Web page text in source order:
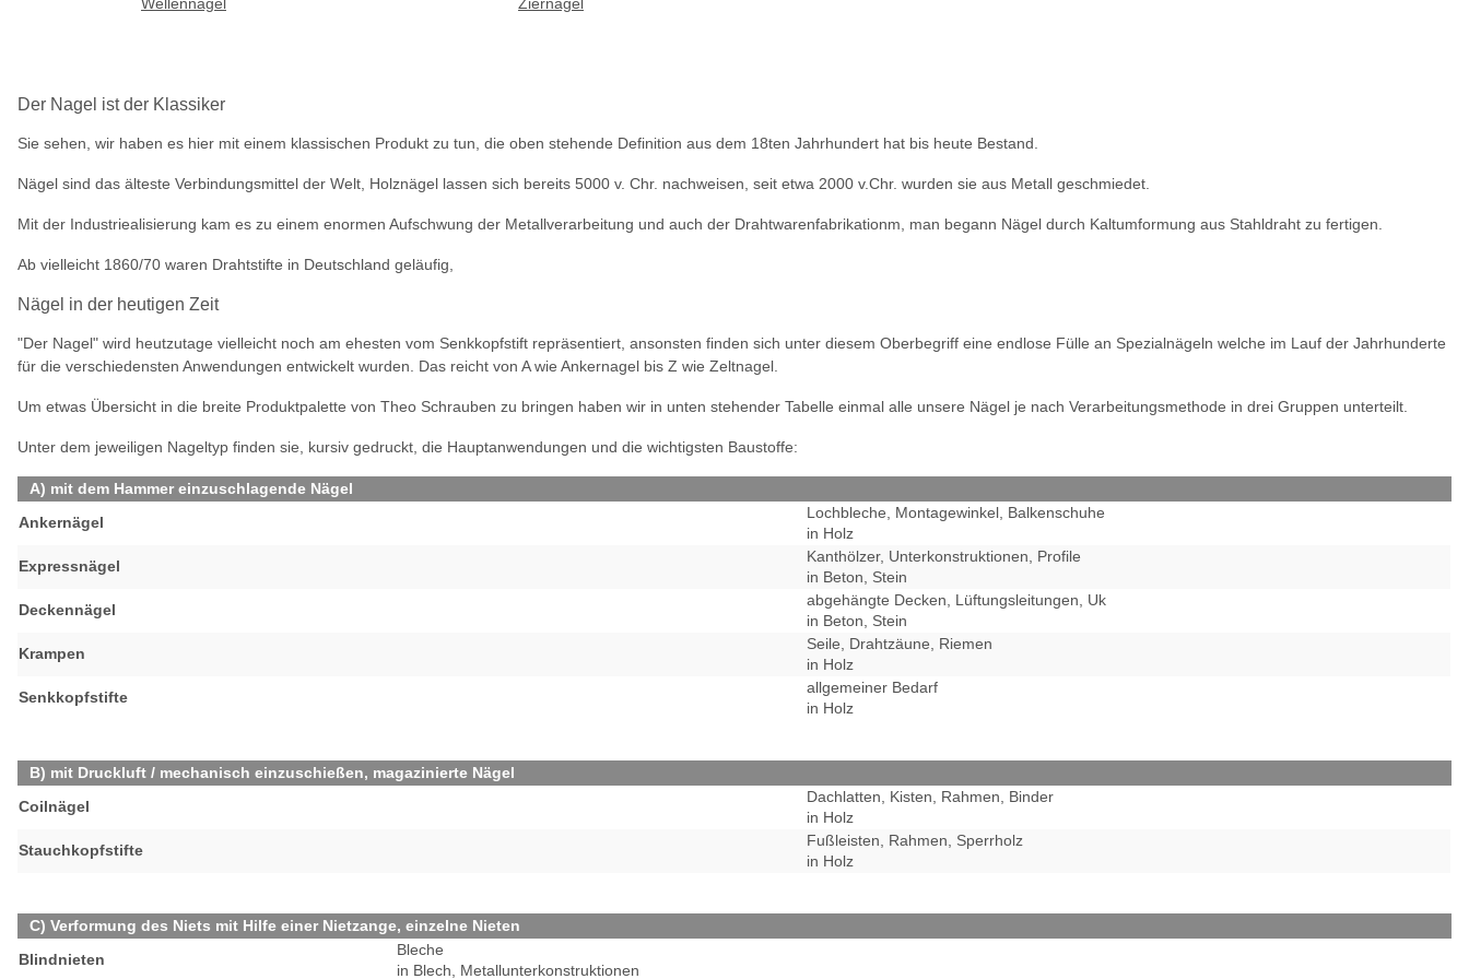
Der Nagel ist der Klassiker
Sie sehen, wir haben es hier mit einem klassischen Produkt zu tun, die oben stehende Definition aus dem 18ten Jahrhundert hat bis heute Bestand.
Nägel sind das älteste Verbindungsmittel der Welt, Holznägel lassen sich bereits 5000 v. Chr. nachweisen, seit etwa 2000 v.Chr. wurden sie aus Metall geschmiedet.
Mit der Industriealisierung kam es zu einem enormen Aufschwung der Metallverarbeitung und auch der Drahtwarenfabrikationm, man begann Nägel durch Kaltumformung aus Stahldraht zu fertigen.
Ab vielleicht 1860/70 waren Drahtstifte in Deutschland geläufig,
Nägel in der heutigen Zeit
"Der Nagel" wird heutzutage vielleicht noch am ehesten vom Senkkopfstift repräsentiert, ansonsten finden sich unter diesem Oberbegriff eine endlose Fülle an Spezialnägeln welche im Lauf der Jahrhunderte
für die verschiedensten Anwendungen entwickelt wurden. Das reicht von A wie Ankernagel bis Z wie Zeltnagel.
Um etwas Übersicht in die breite Produktpalette von Theo Schrauben zu bringen haben wir in unten stehender Tabelle einmal alle unsere Nägel je nach Verarbeitungsmethode in drei Gruppen unterteilt.
Unter dem jeweiligen Nageltyp finden sie, kursiv gedruckt, die Hauptanwendungen und die wichtigsten Baustoffe:
A) mit dem Hammer einzuschlagende Nägel
Ankernägel
Lochbleche, Montagewinkel, Balkenschuhe
in Holz
Expressnägel
Kanthölzer, Unterkonstruktionen, Profile
in Beton, Stein
Deckennägel
abgehängte Decken, Lüftungsleitungen, Uk
in Beton, Stein
Krampen
Seile, Drahtzäune, Riemen
in Holz
Senkkopfstifte
allgemeiner Bedarf
in Holz
B) mit Druckluft / mechanisch einzuschießen, magazinierte Nägel
Coilnägel
Dachlatten, Kisten, Rahmen, Binder
in Holz
Stauchkopfstifte
Fußleisten, Rahmen, Sperrholz
in Holz
C) Verformung des Niets mit Hilfe einer Nietzange, einzelne Nieten
Blindnieten
Bleche
in Blech, Metallunterkonstruktionen